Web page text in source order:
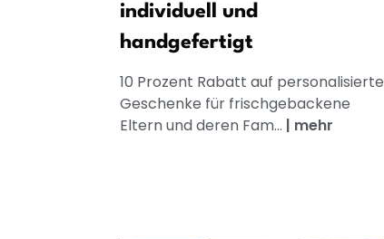
individuell und
handgefertigt
10 Prozent Rabatt auf personalisierte
Geschenke für frischgebackene
Eltern und deren Fam... | mehr